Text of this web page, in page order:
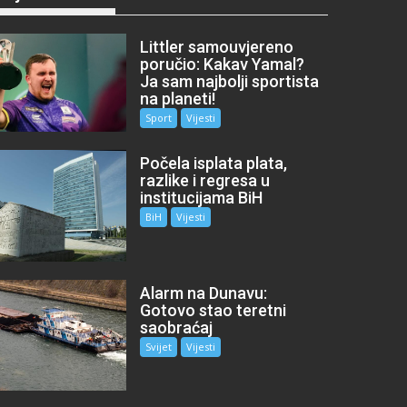
Littler samouvjereno
poručio: Kakav Yamal?
Ja sam najbolji sportista
na planeti!
Sport Vijesti
Počela isplata plata,
razlike i regresa u
institucijama BiH
BiH Vijesti
Alarm na Dunavu:
Gotovo stao teretni
saobraćaj
Svijet Vijesti